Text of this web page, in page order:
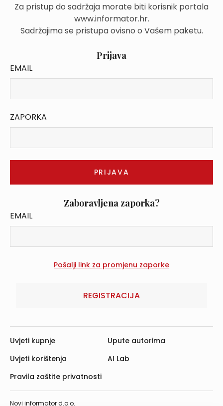
Za pristup do sadržaja morate biti korisnik portala
www.informator.hr.
Sadržajima se pristupa ovisno o Vašem paketu.
Prijava
EMAIL
ZAPORKA
Zaboravljena zaporka?
EMAIL
REGISTRACIJA
Novi informator d.o.o.
Uvjeti kupnje
Uvjeti korištenja
Pravila zaštite privatnosti
Upute autorima
AI Lab